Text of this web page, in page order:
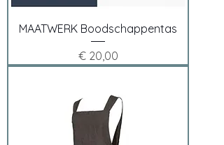
MAATWERK Boodschappentas
Prijs
€ 20,00